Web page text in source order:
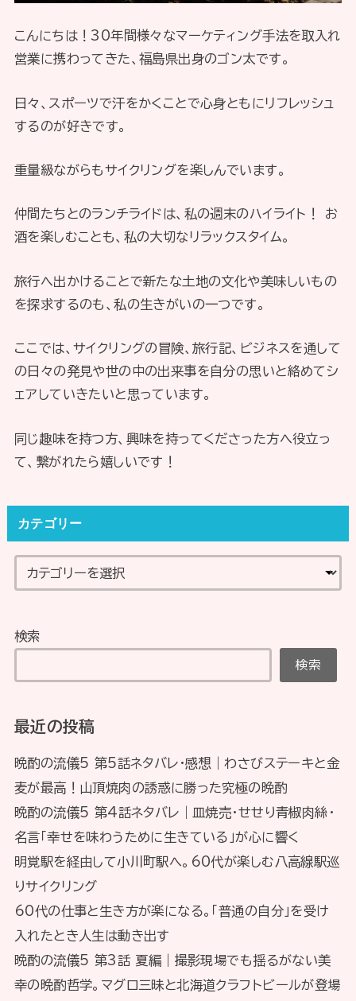
こんにちは！30年間様々なマーケティング手法を取入れ
営業に携わってきた、福島県出身のゴン太です。
日々、スポーツで汗をかくことで心身ともにリフレッシュ
するのが好きです。
重量級ながらもサイクリングを楽しんでいます。
仲間たちとのランチライドは、私の週末のハイライト！ お
酒を楽しむことも、私の大切なリラックスタイム。
旅行へ出かけることで新たな土地の文化や美味しいもの
を探求するのも、私の生きがいの一つです。
ここでは、サイクリングの冒険、旅行記、ビジネスを通して
の日々の発見や世の中の出来事を自分の思いと絡めてシ
ェアしていきたいと思っています。
同じ趣味を持つ方、興味を持ってくださった方へ役立っ
て、繋がれたら嬉しいです！
カテゴリー
検索
検索
最近の投稿
晩酌の流儀5 第5話ネタバレ・感想｜わさびステーキと金
麦が最高！山頂焼肉の誘惑に勝った究極の晩酌
晩酌の流儀5 第4話ネタバレ｜皿焼売・せせり青椒肉絲・
名言「幸せを味わうために生きている」が心に響く
明覚駅を経由して小川町駅へ。60代が楽しむ八高線駅巡
りサイクリング
60代の仕事と生き方が楽になる。「普通の自分」を受け
入れたとき人生は動き出す
晩酌の流儀5 第3話 夏編｜撮影現場でも揺るがない美
幸の晩酌哲学。マグロ三昧と北海道クラフトビールが登場